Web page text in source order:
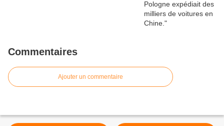
Commentaires
Ajouter un commentaire